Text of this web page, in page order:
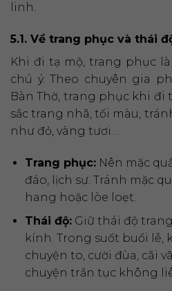
linh.
5.1. Về trang phục và thái
Khi đi tạ mộ, trang phục
chú ý. Theo chuyên gia
Bàn Thờ, trang phục khi đi
sắc trang nhã, tối màu,
như đỏ, vàng tươi…
Trang phục:Nên mặc
đáo, lịch sự. Tránh mặc
hang hoặc lòe loẹt.
Thái độ:Giữ thái độ
kính. Trong suốt buổi lễ,
chuyện to, cười đùa, cãi
chuyện trần tục không